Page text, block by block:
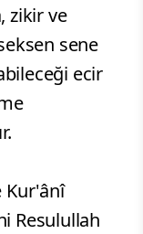
zikir ve
sene
ecir
Kur'ânî
Resulullah